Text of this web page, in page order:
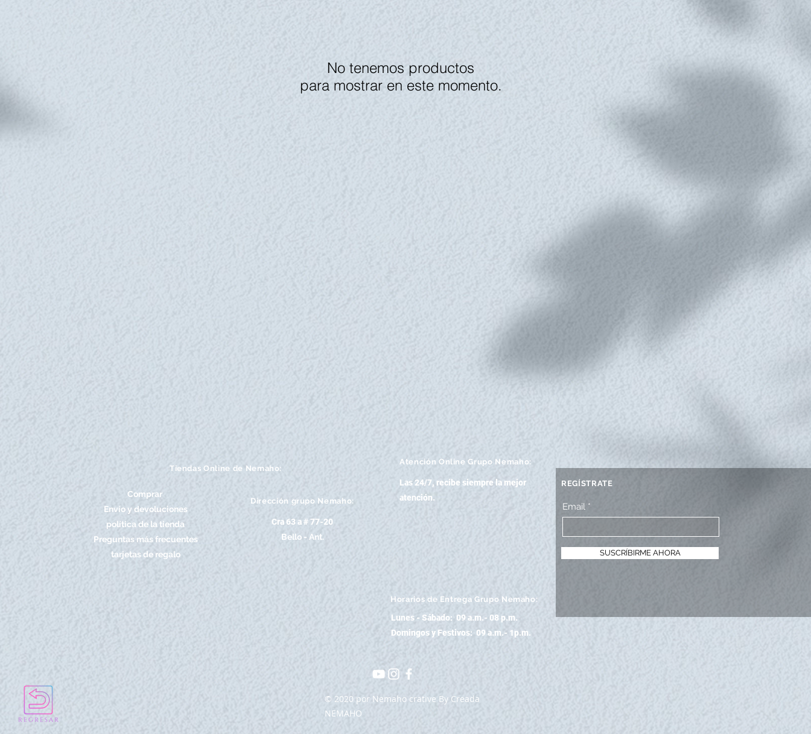
No tenemos productos
para mostrar en este momento.
Tiendas Online de Nemaho:
Comprar
Envío y devoluciones
política de la tienda
Preguntas más frecuentes
tarjetas de regalo
Dirección grupo Nemaho:
Cra 63 a # 77-20
Bello - Ant.
Atención Online Grupo Nemaho:
Las 24/7, recibe siempre la mejor
atención.
Horarios de Entrega Grupo Nemaho:
Lunes - Sábado: 09 a.m.- 08 p.m.
Domingos y Festivos: 09 a.m.- 1p.m.
REGÍSTRATE
Email
SUSCRÍBIRME AHORA
© 2020 por Nemaho crative By Creada
NEMAHO